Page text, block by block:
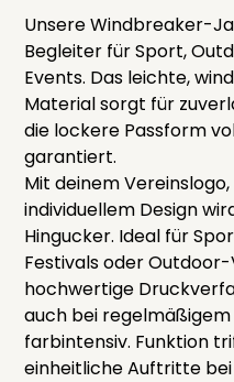
Unsere Windbreaker-
Begleiter für Sport,
Events. Das leichte,
Material sorgt für
die lockere Passform
garantiert.
Mit deinem
individuellem Design
Hingucker. Ideal für
Festivals oder
hochwertige
auch bei
farbintensiv. Funktion
einheitliche Auftritte